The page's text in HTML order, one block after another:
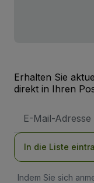
Erhalten Sie
direkt in Ihren
Mail-
In die Liste
Indem Sie sich